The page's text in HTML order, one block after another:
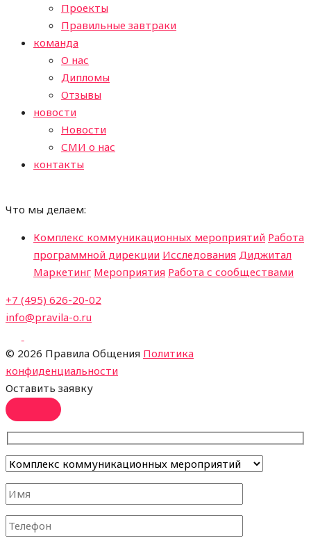
Проекты
Правильные завтраки
команда
О нас
Дипломы
Отзывы
новости
Новости
СМИ о нас
контакты
Что мы делаем:
Комплекс коммуникационных мероприятий Работа
программной дирекции Исследования Диджитал
Маркетинг Мероприятия Работа с сообществами
+7 (495) 626-20-02
info@pravila-o.ru
© 2026 Правила Общения Политика
конфиденциальности
Оставить заявку